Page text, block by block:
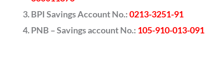
BPI Savings Account No.:0213-3251-91
PNB – Savings account No.: 105-910-013-091